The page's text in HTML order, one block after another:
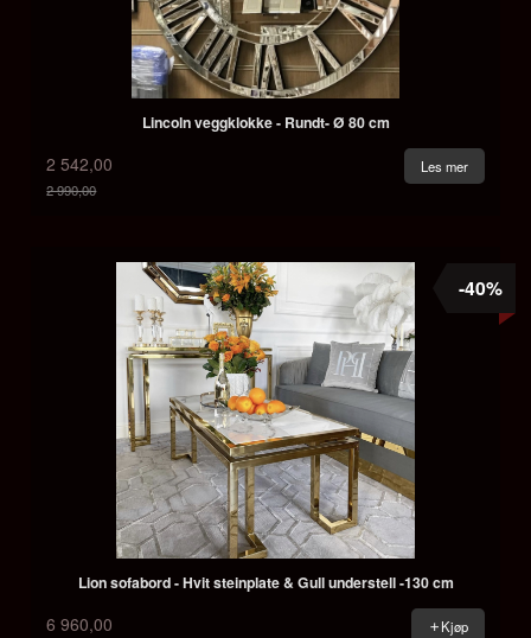
Lincoln veggklokke - Rundt- Ø 80 cm
2 542,00
2 990,00
Les mer
Lion sofabord - Hvit steinplate & Gull understell -130 cm
6 960,00
-40%
Kjøp